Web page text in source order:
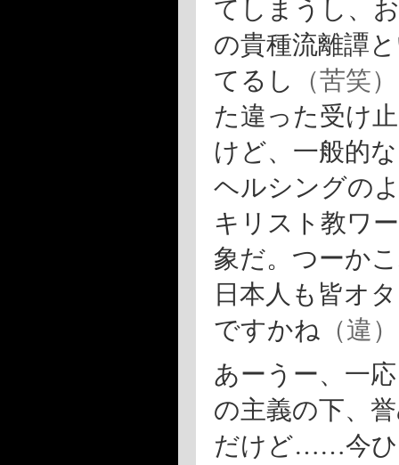
てしまうし、
の貴種流離譚
てるし
（苦笑）
た違った受け
けど、一般的
ヘルシングの
キリスト教ワ
象だ。つーか
日本人も皆オ
ですかね （違）
あーうー、一
の主義の下、
だけど……今ひ